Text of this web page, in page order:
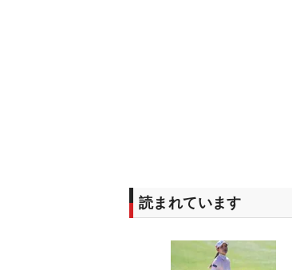
読まれています